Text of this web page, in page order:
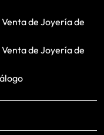
de Joyería de
de Joyería de